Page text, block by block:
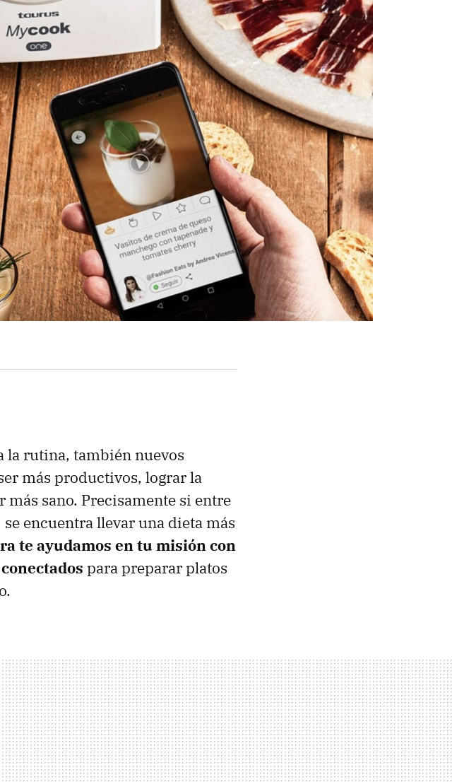
la rutina, también nuevos
más productivos, lograr la
sano. Precisamente si entre
encuentra llevar una dieta más
te ayudamos en tu misión con
para preparar platos